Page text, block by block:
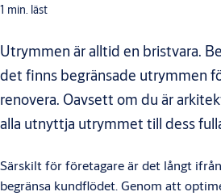
1 min. läst
Utrymmen är alltid en bristvara.
det finns begränsade utrymmen
renovera. Oavsett om du är
alla utnyttja utrymmet till dess
Särskilt för företagare är det långt
begränsa kundflödet. Genom att